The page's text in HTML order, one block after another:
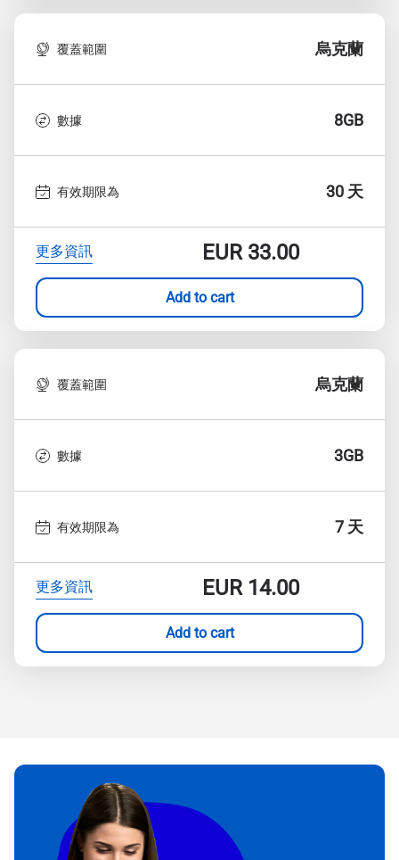
覆蓋範圍 烏克蘭
數據 8GB
有效期限為 30 天
更多資訊 EUR33.00
Add to cart
覆蓋範圍 烏克蘭
數據 3GB
有效期限為 7 天
更多資訊 EUR14.00
Add to cart